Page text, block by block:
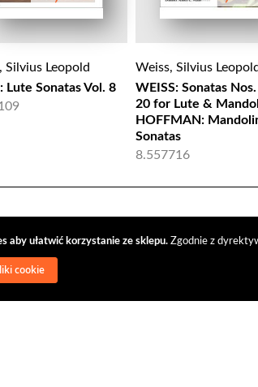
aby ułatwić korzystanie ze sklepu. Zgodnie z
cookie
Silvius Leopold
Lute Sonatas Vol. 8
Weiss, Silvius Leopold
WEISS: Sonatas
20 for Lute &
HOFFMAN:
Sonatas
8.557716